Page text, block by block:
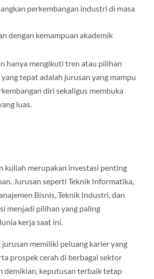
perkembangan industri di masa
dengan kemampuan akademik
hanya mengikuti tren atau pilihan
tepat adalah jurusan yang mampu
diri sekaligus membuka
luas.
kuliah merupakan investasi penting
Jurusan seperti Teknik Informatika,
Bisnis, Teknik Industri, dan
menjadi pilihan yang paling
kerja saat ini.
memiliki peluang karier yang
prospek cerah di berbagai sektor
demikian, keputusan terbaik tetap